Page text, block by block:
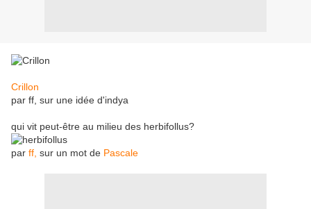
Crillon
par ff, sur une idée d'indya
qui vit peut-être au milieu des herbifollus?
par ff, sur un mot de Pascale